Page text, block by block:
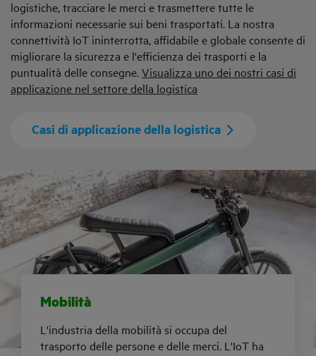
logistiche, tracciare le merci e trasmettere tutte le
informazioni necessarie sui beni trasportati. La nostra
connettività IoT ininterrotta, affidabile e globale consente di
migliorare la sicurezza e l'efficienza dei trasporti e la
puntualità delle consegne. Visualizza uno dei nostri casi di
applicazione nel settore della logistica
Casi di applicazione della logistica
Mobilità
L'industria della mobilità si occupa del
trasporto delle persone e delle merci. L'IoT ha